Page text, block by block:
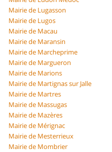
Mairie de Lugasson
Mairie de Lugos
Mairie de Macau
Mairie de Maransin
Mairie de Marcheprime
Mairie de Margueron
Mairie de Marions
Mairie de Martignas sur Jalle
Mairie de Martres
Mairie de Massugas
Mairie de Mazères
Mairie de Mérignac
Mairie de Mesterrieux
Mairie de Mombrier